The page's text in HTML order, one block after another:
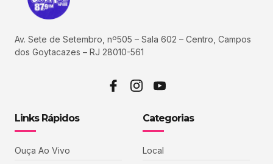
Av. Sete de Setembro, nº505 – Sala 602 – Centro, Campos
dos Goytacazes – RJ 28010-561
Links Rápidos
Ouça Ao Vivo
Categorias
Local